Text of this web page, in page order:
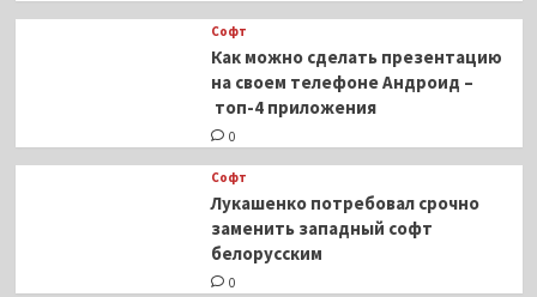
Софт
Как можно сделать презентацию
на своем телефоне Андроид –
топ-4 приложения
0
Софт
Лукашенко потребовал срочно
заменить западный софт
белорусским
0